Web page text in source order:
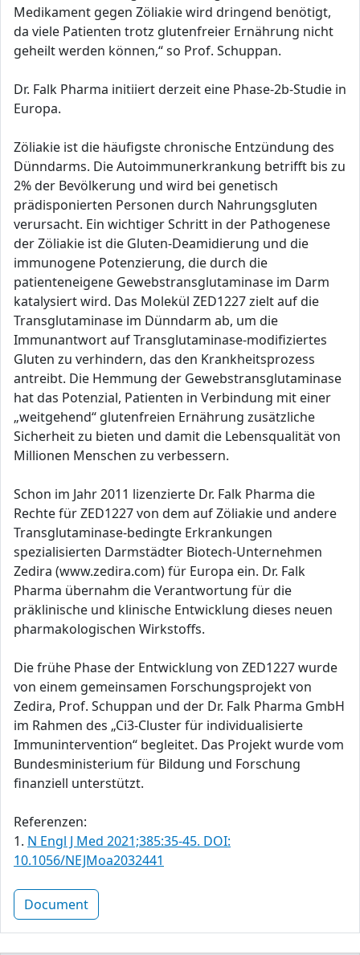
Medikament gegen Zöliakie wird dringend benötigt,
da viele Patienten trotz glutenfreier Ernährung nicht
geheilt werden können,“ so Prof. Schuppan.
Dr. Falk Pharma initiiert derzeit eine Phase-2b-Studie in
Europa.
Zöliakie ist die häufigste chronische Entzündung des
Dünndarms. Die Autoimmunerkrankung betrifft bis zu
2% der Bevölkerung und wird bei genetisch
prädisponierten Personen durch Nahrungsgluten
verursacht. Ein wichtiger Schritt in der Pathogenese
der Zöliakie ist die Gluten-Deamidierung und die
immunogene Potenzierung, die durch die
patienteneigene Gewebstransglutaminase im Darm
katalysiert wird. Das Molekül ZED1227 zielt auf die
Transglutaminase im Dünndarm ab, um die
Immunantwort auf Transglutaminase-modifiziertes
Gluten zu verhindern, das den Krankheitsprozess
antreibt. Die Hemmung der Gewebstransglutaminase
hat das Potenzial, Patienten in Verbindung mit einer
„weitgehend“ glutenfreien Ernährung zusätzliche
Sicherheit zu bieten und damit die Lebensqualität von
Millionen Menschen zu verbessern.
Schon im Jahr 2011 lizenzierte Dr. Falk Pharma die
Rechte für ZED1227 von dem auf Zöliakie und andere
Transglutaminase-bedingte Erkrankungen
spezialisierten Darmstädter Biotech-Unternehmen
Zedira (www.zedira.com) für Europa ein. Dr. Falk
Pharma übernahm die Verantwortung für die
präklinische und klinische Entwicklung dieses neuen
pharmakologischen Wirkstoffs.
Die frühe Phase der Entwicklung von ZED1227 wurde
von einem gemeinsamen Forschungsprojekt von
Zedira, Prof. Schuppan und der Dr. Falk Pharma GmbH
im Rahmen des „Ci3-Cluster für individualisierte
Immunintervention“ begleitet. Das Projekt wurde vom
Bundesministerium für Bildung und Forschung
finanziell unterstützt.
Referenzen:
1. N Engl J Med 2021;385:35-45. DOI:
10.1056/NEJMoa2032441
Document